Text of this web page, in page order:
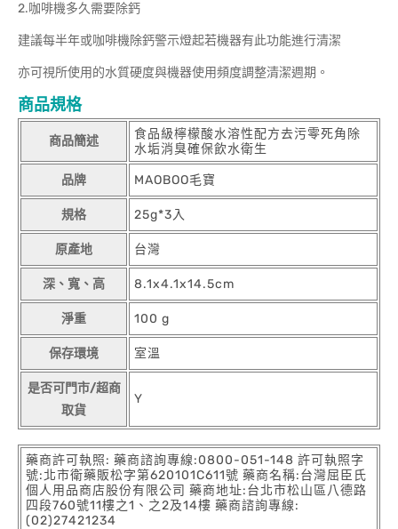
2.咖啡機多久需要除鈣
建議每半年或咖啡機除鈣警示燈起若機器有此功能進行清潔
亦可視所使用的水質硬度與機器使用頻度調整清潔週期。
商品規格
商品簡述
食品級檸檬酸水溶性配方去污零死角除
水垢消臭確保飲水衛生
品牌 MAOBOO毛寶
規格 25g*3入
原產地 台灣
深、寬、高 8.1x4.1x14.5cm
淨重 100 g
保存環境 室溫
是否可門市/超商
取貨
Y
藥商許可執照: 藥商諮詢專線:0800-051-148 許可執照字
號:北市衛藥販松字第620101C611號 藥商名稱:台灣屈臣氏
個人用品商店股份有限公司 藥商地址:台北市松山區八德路
四段760號11樓之1、之2及14樓 藥商諮詢專線:
(02)27421234